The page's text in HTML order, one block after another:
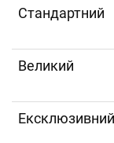
Cтандартний
Великий
Ексклюзивний